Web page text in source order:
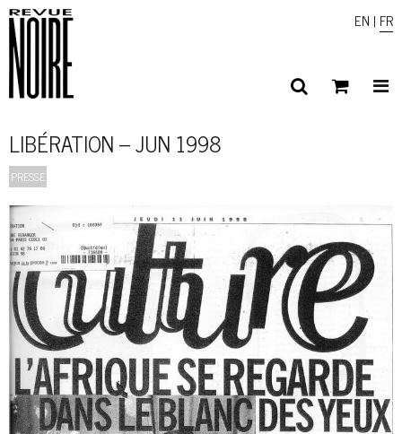
EN | FR
LIBÉRATION – JUN 1998
PRESSE